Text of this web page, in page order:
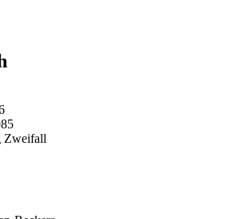
Zweifall